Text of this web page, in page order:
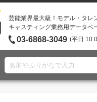
芸能業界最大級！モデル・タレ
キャスティング業務用データベ
03-6868-3049 (平日